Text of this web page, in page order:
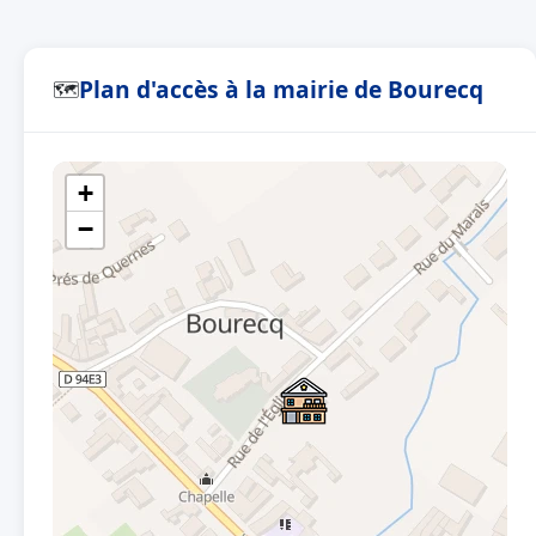
🗺Plan d'accès à la mairie de Bourecq
+
−